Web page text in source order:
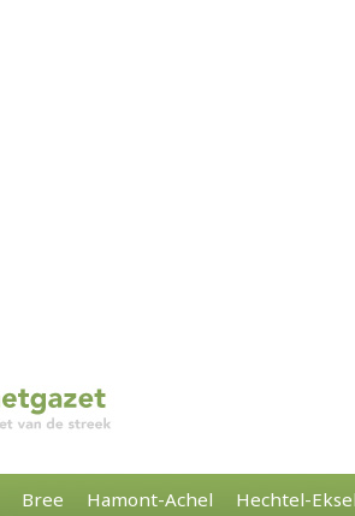
Bree Hamont-Achel Hechtel-